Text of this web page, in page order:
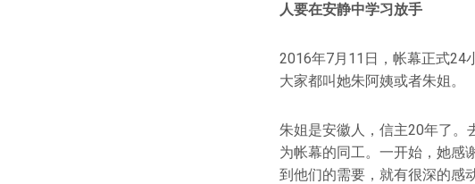
人要在安静中学习放手
2016年7月11日，帐幕正式24
大家都叫她朱阿姨或者朱姐。
朱姐是安徽人，信主20年了。
为帐幕的同工。一开始，她感
到他们的需要，就有很深的感